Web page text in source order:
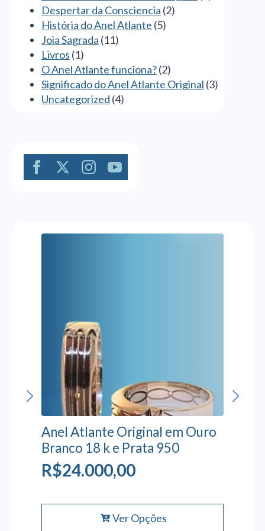
Despertar da Consciencia (2)
História do Anel Atlante (5)
Joia Sagrada (11)
Livros (1)
O Anel Atlante funciona?(2)
Significado do Anel Atlante Original (3)
Uncategorized (4)
Anel Atlante Original em Ouro
Branco 18 k e Prata 950
R$24.000,00
Ver Opções
R$15.000,00